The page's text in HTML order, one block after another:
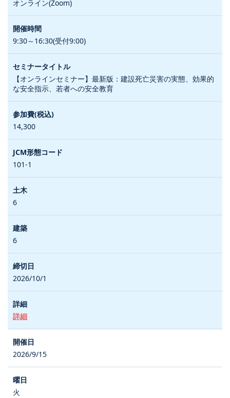
オンライン(Zoom)
9:30～16:30(受付9:00)
【オンラインセミナー】最新版：建設死亡災害の実態、効果的
な安全指示、若者への安全教育
14,300
101-1
6
6
2026/10/1
詳細
2026/9/15
火